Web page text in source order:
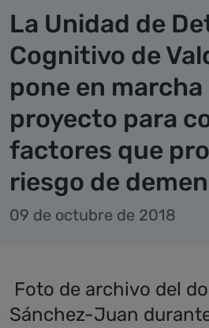
La Unidad de
Cognitivo de
pone en marcha
proyecto para
factores que
riesgo de
09 de octubre de 2018
Foto de archivo del
Sánchez-Juan